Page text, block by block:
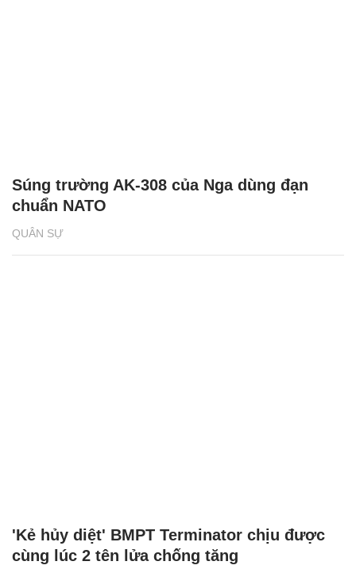
QUÂN SỰ
Súng trường AK-308 của Nga dùng đạn
chuẩn NATO
'Kẻ hủy diệt' BMPT Terminator chịu được
cùng lúc 2 tên lửa chống tăng